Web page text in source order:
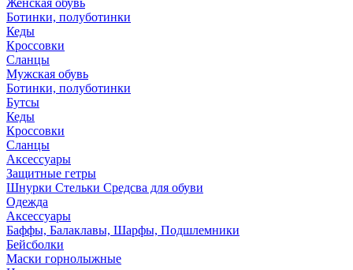
Женская обувь
Ботинки, полуботинки
Кеды
Кроссовки
Сланцы
Мужская обувь
Ботинки, полуботинки
Бутсы
Кеды
Кроссовки
Сланцы
Аксессуары
Защитные гетры
Шнурки Стельки Средсва для обуви
Одежда
Аксессуары
Баффы, Балаклавы, Шарфы, Подшлемники
Бейсболки
Маски горнолыжные